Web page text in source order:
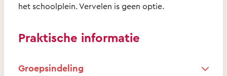
het schoolplein. Vervelen is geen optie.
Praktische informatie
Groepsindeling